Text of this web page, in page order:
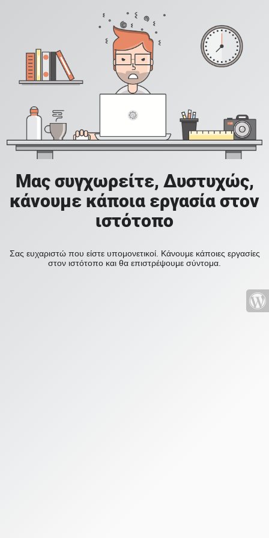
Μας συγχωρείτε, Δυστυχώς,
κάνουμε κάποια εργασία στον
ιστότοπο
Σας ευχαριστώ που είστε υπομονετικοί. Κάνουμε κάποιες εργασίες
στον ιστότοπο και θα επιστρέψουμε σύντομα.